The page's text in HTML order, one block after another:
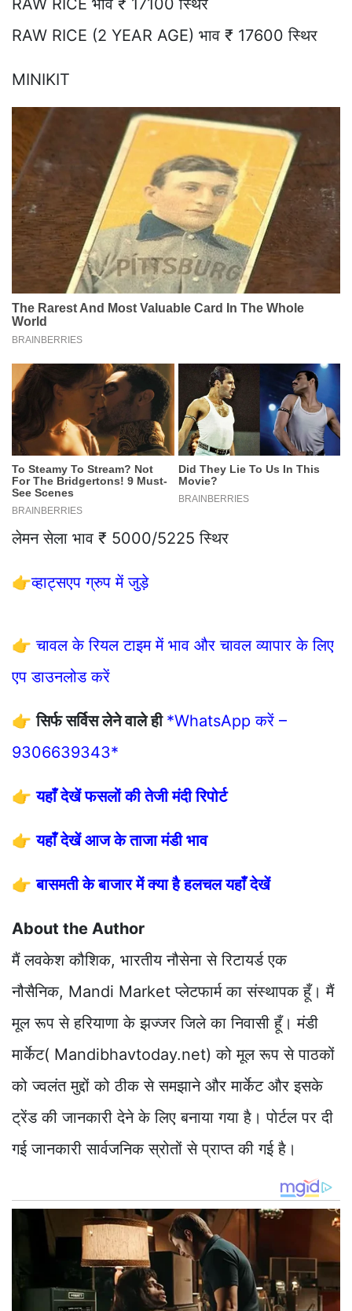
RAW RICE भाव ₹ 17100 स्थिर
RAW RICE (2 YEAR AGE) भाव ₹ 17600 स्थिर
MINIKIT
लेमन सेला भाव ₹ 5000/5225 स्थिर
👉व्हाट्सएप ग्रुप में जुड़े
👉चावल के रियल टाइम में भाव और चावल व्यापार के लिए
एप डाउनलोड करें
👉सिर्फ सर्विस लेने वाले ही *WhatsApp करें –
9306639343*
👉यहाँ देखें फसलों की तेजी मंदी रिपोर्ट
👉यहाँ देखें आज के ताजा मंडी भाव
👉बासमती के बाजार में क्या है हलचल यहाँ देखें
About the Author
मैं लवकेश कौशिक, भारतीय नौसेना से रिटायर्ड एक
नौसैनिक, Mandi Market प्लेटफार्म का संस्थापक हूँ। मैं
मूल रूप से हरियाणा के झज्जर जिले का निवासी हूँ। मंडी
मार्केट( Mandibhavtoday.net) को मूल रूप से पाठकों
को ज्वलंत मुद्दों को ठीक से समझाने और मार्केट और इसके
ट्रेंड की जानकारी देने के लिए बनाया गया है। पोर्टल पर दी
गई जानकारी सार्वजनिक स्रोतों से प्राप्त की गई है।